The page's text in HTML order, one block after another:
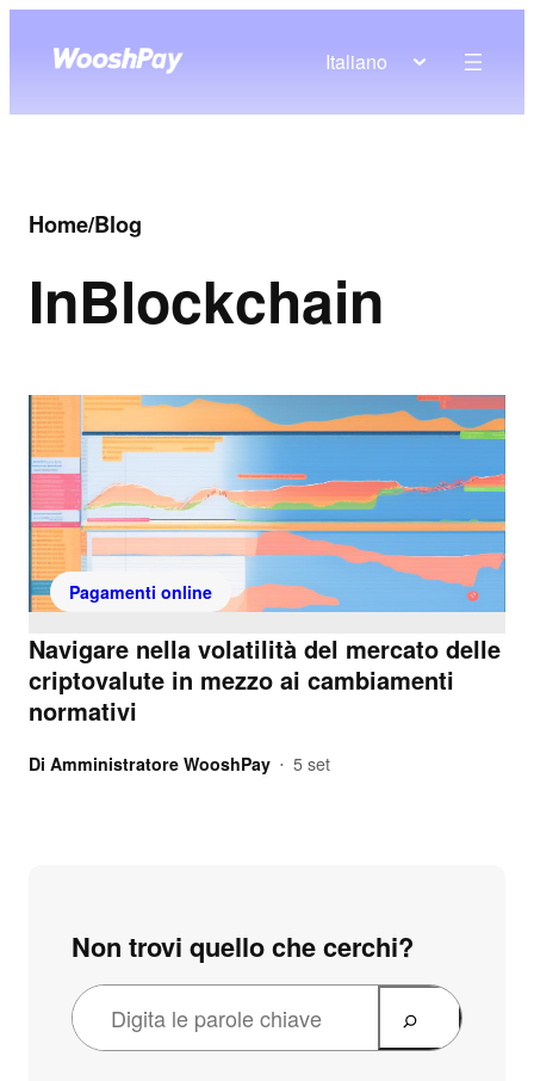
Italiano
Home/Blog
InBlockchain
Pagamenti online
Navigare nella volatilità del mercato delle
criptovalute in mezzo ai cambiamenti
normativi
Di Amministratore WooshPay • 5 set
Non trovi quello che cerchi?